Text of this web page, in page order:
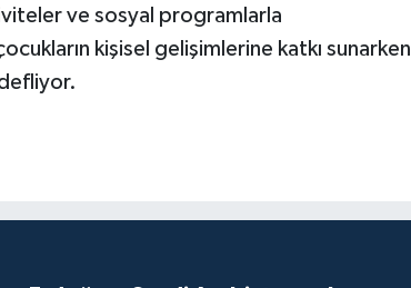
ve sosyal programlarla
kişisel gelişimlerine katkı sunarken